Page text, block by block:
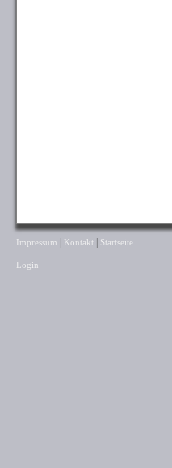
Impressum | Kontakt | Startseite
Login